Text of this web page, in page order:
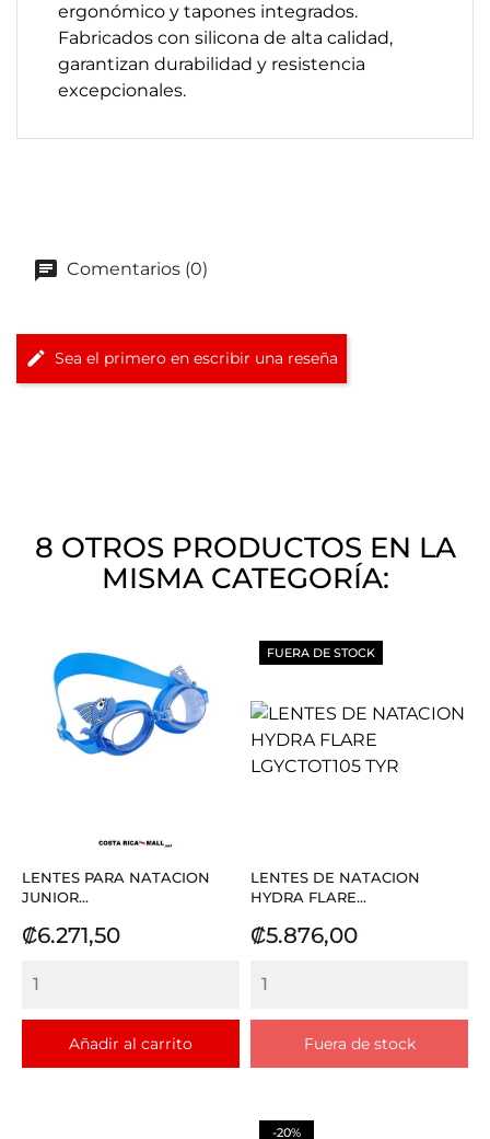
ergonómico y tapones integrados.
Fabricados con silicona de alta calidad,
garantizan durabilidad y resistencia
excepcionales.
Comentarios (0)
Sea el primero en escribir una reseña
8 OTROS PRODUCTOS EN LA
MISMA CATEGORÍA:
LENTES PARA NATACION
JUNIOR...
Precio
₡6.271,50
Añadir al carrito
LENTES DE NATACION
HYDRA FLARE...
Precio
₡5.876,00
Fuera de stock
FUERA DE STOCK
-20%